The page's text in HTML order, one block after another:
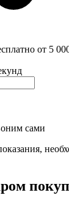
от 5
сами